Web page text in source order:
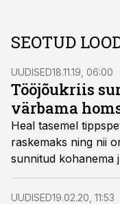
SEOTUD
UUDISED18.11.19, 06:00
Tööjõukriis
värbama
Heal tasemel
raskemaks ning nii
sunnitud kohanema
värbama ka juba
saates „Kasvukursil“.
UUDISED19.02.20, 11:53